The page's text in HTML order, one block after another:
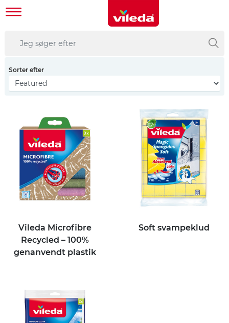
Sorter efter
Vileda Microfibre
Recycled – 100%
genanvendt plastik
Soft svampeklud